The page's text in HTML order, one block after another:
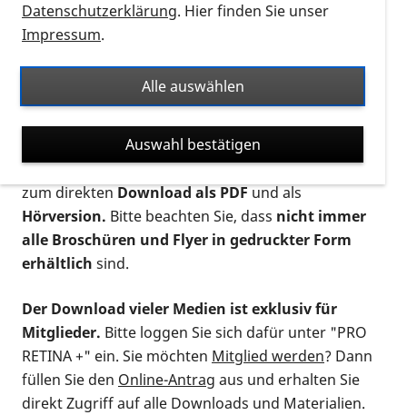
Auf dieser Seite finden Sie sämtliches Infomaterial
Ort. Nutzen Sie den Formatfilter, um ausschließlich
nach Flyern und Broschüren, Audios oder Videos zu
suchen. Die meisten Flyer und Broschüren werden in
verschiedenen Formaten angeboten: zur
postalischen Bestellung als gedruckte Variante
zum direktenDownload als PDFund als
Hörversion. Bitte beachten Sie, dass nicht immer
alle Broschüren und Flyer in gedruckter Form
erhältlich sind.
Der Download vieler Medien ist exklusiv für
Mitglieder. Bitte loggen Sie sich dafür unter "PRO
RETINA +" ein. Sie möchten Mitglied werden? Dann
füllen Sie den Online-Antrag aus und erhalten Sie
direkt Zugriff auf alle Downloads und Materialien.
Datenschutzerklärung. Hier finden Sie unser
Impressum.
Alle auswählen
Auswahl bestätigen